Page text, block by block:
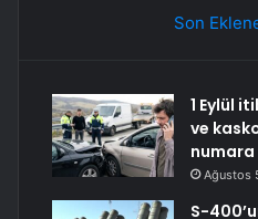
Son
1 Eylül
ve
Ağustos
S-